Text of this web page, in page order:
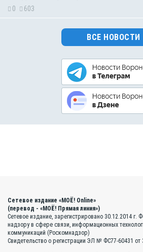
0 603
ВСЕ НОВОСТИ
Сетевое издание «МОЁ! Online»
(перевод - «МОЁ! Прямая линия»)
Сетевое издание, зарегистрировано 30.12.2014 г.
надзору в сфере связи, информационных
коммуникаций (Роскомнадзор)
Свидетельство о регистрации ЭЛ № ФС77-60431 от